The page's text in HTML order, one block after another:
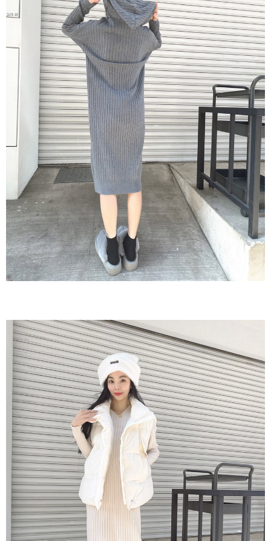
ATM／網路銀行／等多元方式進行付款，方視為交易完成。
※ 請注意：結帳手續完成當下不需立刻繳費，但若您需要取消訂單，請聯絡
購買商品的店家。未經商家同意取消之訂單仍視為有效，需透過AFTEE先享
後付繳納相關費用。
※ 交易是否成功請以「AFTEE先享後付 」之結帳頁面顯示為準，若有關於
是否繳費成功／繳費後需取消欲退款等相關疑問，請聯繫「AFTEE先享後付
客戶支援中心」https://netprotections.freshdesk.com/support/home
【注意事項】
１．透過由恩沛科技股份有限公司提供之「AFTEE先享後付」服務完成之交
易，需依本服務之必要範圍內提供個人資料，並將交易相關給付款項請求債
權轉讓予恩沛科技股份有限公司。
２．關於個人資料處理事宜，請瀏覽以下網址：
https://aftee.tw/terms/#terms3
３．未成年的使用者請事先徵得法定代理人或監護人之同意方可使用
「AFTEE先享後付」，若未經同意申辦者引起之損失，本公司不負相關責
任。
４．使用「AFTEE先享後付」時，將依據個別帳號之用戶狀況，依本公司即
時審查核予不同之上限額度；若仍有額度不足之情形，本公司將視審查結果
請求用戶進行身份認證。
５．嚴禁一人註冊多個帳號或使用他人資訊註冊。若發現惡意使用之情形，
恩沛科技股份有限公司將有權停止該用戶之使用額度並採取法律行動。
7-11貨到付款
每筆NT$60，滿NT$800(含以上)免運費
付款後7-11取貨
每筆NT$60，滿NT$800(含以上)免運費
郵局宅配
每筆NT$70，滿NT$1,500(含以上)免運費
郵局貨到付款
每筆NT$100，滿NT$1,500(含以上)免運費
黑貓貨到付款
每筆NT$120，滿NT$2,000(含以上)免運費